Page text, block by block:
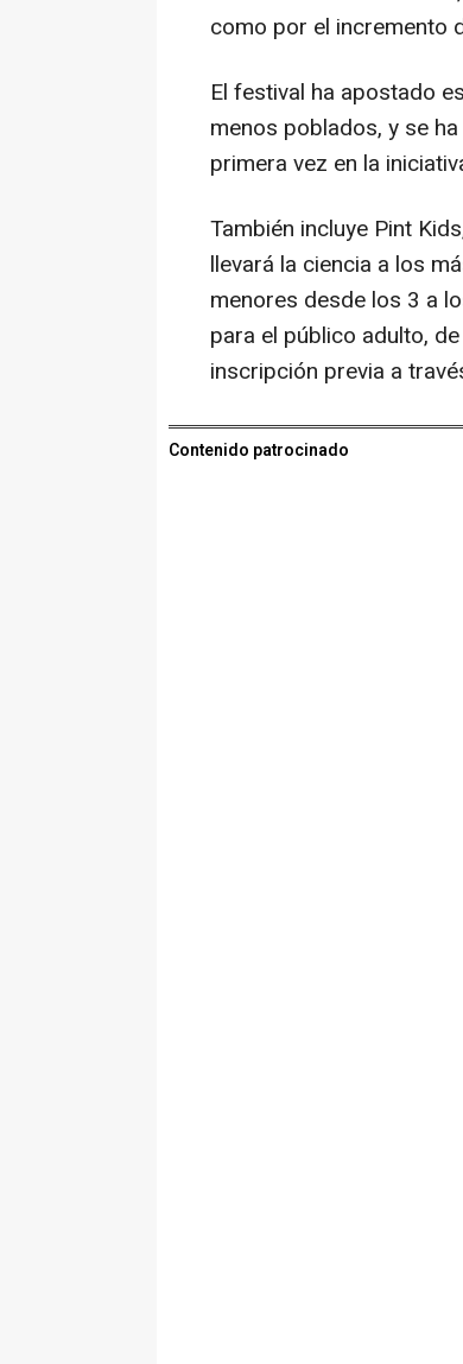
como por el incremento
El festival ha apostado
menos poblados, y se
primera vez en la
También incluye Pint
llevará la ciencia a los
menores desde los 3 a
para el público adulto,
inscripción previa a
Contenido patrocinado